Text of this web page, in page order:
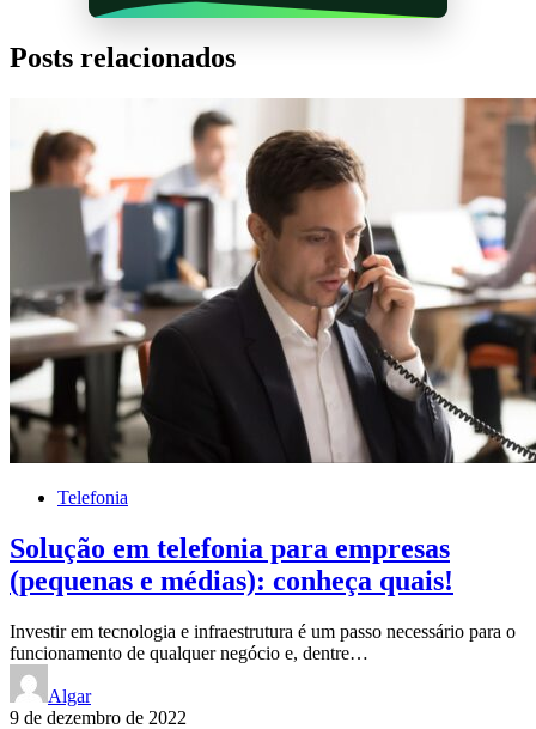
Posts relacionados
Telefonia
Solução em telefonia para empresas
(pequenas e médias): conheça quais!
Investir em tecnologia e infraestrutura é um passo necessário para o
funcionamento de qualquer negócio e, dentre…
Algar
9 de dezembro de 2022